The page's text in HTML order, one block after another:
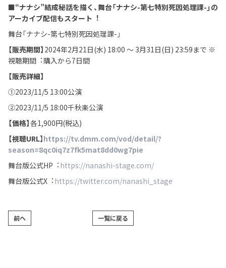
■“ナナシ”結成秘話を描く、舞台「ナナシ-第七特別死因処理課-」の
アーカイブ配信もスタート ︕
舞台「ナナシ-第七特別死因処理課-」
【販売期間】 2024年2⽉21⽇(⽔) 18:00 〜 3⽉31⽇(⽇) 23:59まで ※
視聴期間︓購⼊から7⽇間
【販売詳細】
①2023/11/5 13:00公演
②2023/11/5 18:00千秋楽公演
【価格】各1,900円(税込)
【視聴URL】https://tv.dmm.com/vod/detail/?
season=8qc0iq7z7fk5mat8dd0wg7pie
舞台版公式HP︓ https://nanashi-stage.com/
舞台版公式X︓ https://twitter.com/nanashi_stage
前へ 一覧に戻る